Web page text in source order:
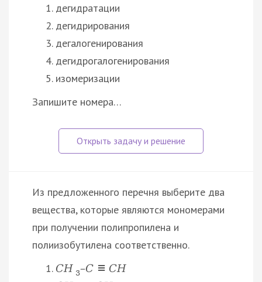
дегидратации
дегидрирования
дегалогенирования
дегидрогалогенирования
изомеризации
Запишите номера…
Из предложенного перечня выберите два
вещества, которые являются мономерами
при получении полипропилена и
полиизобутилена соответственно.
CH 3–C ≡ CH